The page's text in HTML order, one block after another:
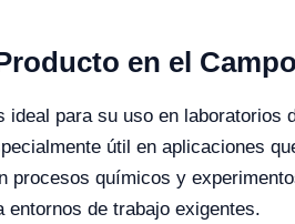
en el Campo
ideal para su uso en
útil en aplicaciones
procesos químicos y
entornos de trabajo exigentes.